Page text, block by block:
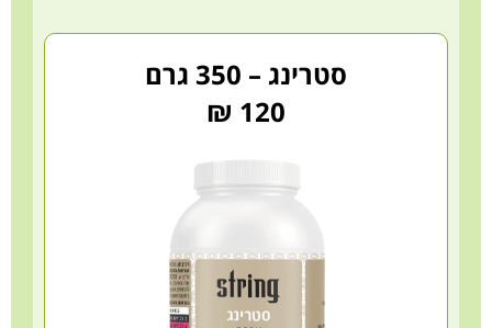
סטרינג – 350 גרם
120 ₪